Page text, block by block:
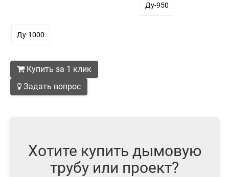
Ду-950
Ду-1000
Купить за 1 клик
Задать вопрос
Хотите купить дымовую
трубу или проект?